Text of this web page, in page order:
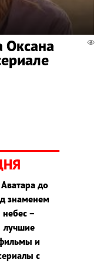
Оксана
до
знаменем
небес –
лучшие
и
с